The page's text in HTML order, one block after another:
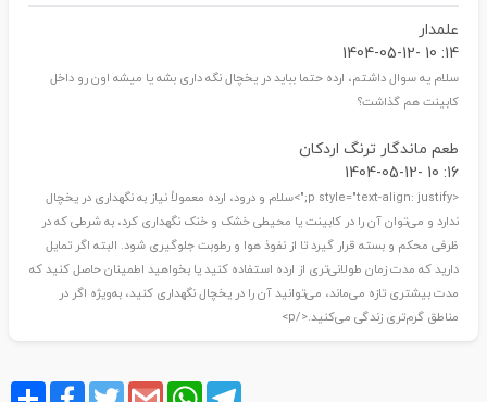
علمدار
14: 10 -1404-05-12
سلام یه سوال داشتم، ارده حتما بباید در یخچال نگه داری بشه یا میشه اون رو داخل
کابینت هم گذاشت؟
طعم ماندگار ترنگ اردکان
16: 10 -1404-05-12
<p style="text-align: justify;">سلام و درود، ارده معمولاً نیاز به نگهداری در یخچال
ندارد و می‌توان آن را در کابینت یا محیطی خشک و خنک نگهداری کرد، به شرطی که در
ظرفی محکم و بسته قرار گیرد تا از نفوذ هوا و رطوبت جلوگیری شود. البته اگر تمایل
دارید که مدت زمان طولانی‌تری از ارده استفاده کنید یا بخواهید اطمینان حاصل کنید که
مدت بیشتری تازه می‌ماند، می‌توانید آن را در یخچال نگهداری کنید، به‌ویژه اگر در
مناطق گرم‌تری زندگی می‌کنید.</p>
ShareFacebookTwitter Gmail
WhatsAppTelegram